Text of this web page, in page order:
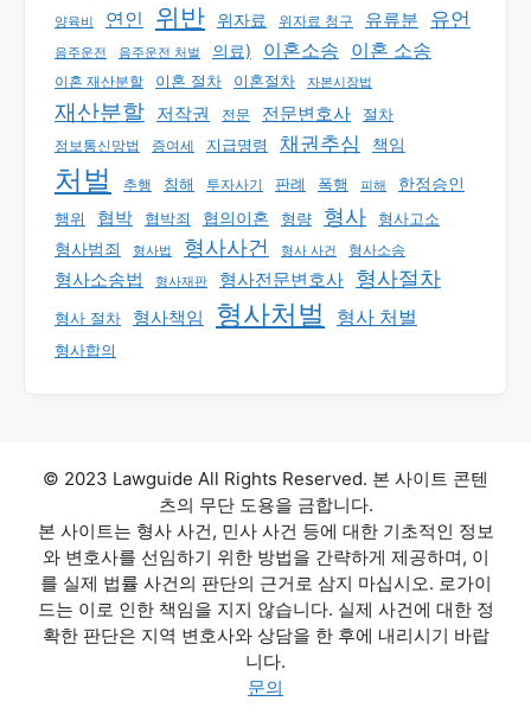
양육비 연인 위반 위자료 위자료 청구 유류분 유언
음주운전 음주운전 처벌 의료) 이혼소송 이혼 소송
이혼 재산분할 이혼 절차 이혼절차 자본시장법
재산분할 저작권 전문 전문변호사 절차
정보통신망법 증여세 지급명령 채권추심 책임
처벌 추행 침해 투자사기 판례 폭행 피해 한정승인
행위 협박 협박죄 협의이혼 형량 형사 형사고소
형사범죄 형사법 형사사건 형사 사건 형사소송
형사소송법 형사재판 형사전문변호사 형사절차
형사 절차 형사책임 형사처벌 형사 처벌
형사합의
© 2023 Lawguide All Rights Reserved. 본 사이트 콘텐
츠의 무단 도용을 금합니다.
본 사이트는 형사 사건, 민사 사건 등에 대한 기초적인 정보
와 변호사를 선임하기 위한 방법을 간략하게 제공하며, 이
를 실제 법률 사건의 판단의 근거로 삼지 마십시오. 로가이
드는 이로 인한 책임을 지지 않습니다. 실제 사건에 대한 정
확한 판단은 지역 변호사와 상담을 한 후에 내리시기 바랍
니다.
문의